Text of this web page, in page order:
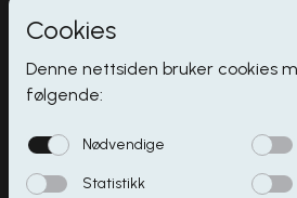
Myrdalsvegen 2,5130
Åpningstider
Spisesteder